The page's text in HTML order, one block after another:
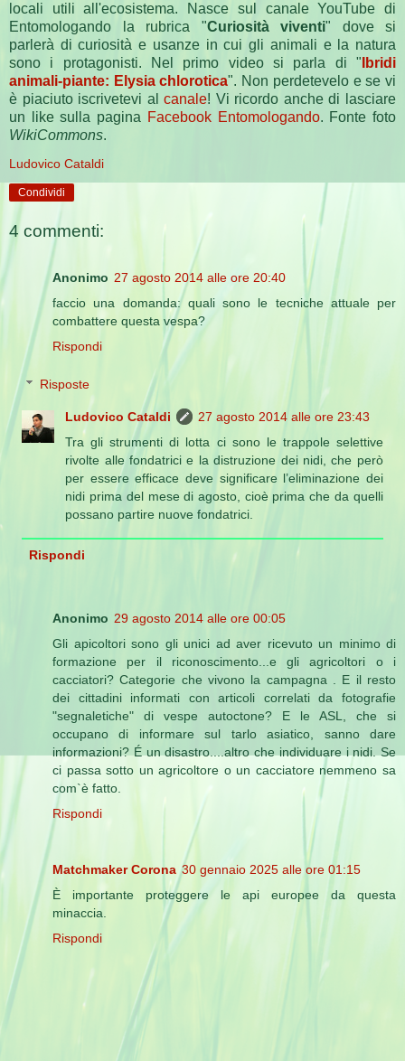
locali utili all'ecosistema. Nasce sul canale YouTube di
Entomologando la rubrica "Curiosità viventi" dove si
parlerà di curiosità e usanze in cui gli animali e la natura
sono i protagonisti. Nel primo video si parla di " Ibridi
animali-piante: Elysia chlorotica". Non perdetevelo e se vi
è piaciuto iscrivetevi alcanale! Vi ricordo anche di lasciare
un like sulla pagina Facebook Entomologando. Fonte foto
WikiCommons.
Ludovico Cataldi
Condividi
4 commenti:
Anonimo 27 agosto 2014 alle ore 20:40
faccio una domanda: quali sono le tecniche attuale per
combattere questa vespa?
Rispondi
Risposte
Ludovico Cataldi
27 agosto 2014 alle ore 23:43
Tra gli strumenti di lotta ci sono le trappole selettive
rivolte alle fondatrici e la distruzione dei nidi, che però
per essere efficace deve significare l’eliminazione dei
nidi prima del mese di agosto, cioè prima che da quelli
possano partire nuove fondatrici.
Rispondi
Anonimo 29 agosto 2014 alle ore 00:05
Gli apicoltori sono gli unici ad aver ricevuto un minimo di
formazione per il riconoscimento...e gli agricoltori o i
cacciatori? Categorie che vivono la campagna . E il resto
dei cittadini informati con articoli correlati da fotografie
"segnaletiche" di vespe autoctone? E le ASL, che si
occupano di informare sul tarlo asiatico, sanno dare
informazioni? É un disastro....altro che individuare i nidi. Se
ci passa sotto un agricoltore o un cacciatore nemmeno sa
com`è fatto.
Rispondi
Matchmaker Corona 30 gennaio 2025 alle ore 01:15
È importante proteggere le api europee da questa
minaccia.
Rispondi